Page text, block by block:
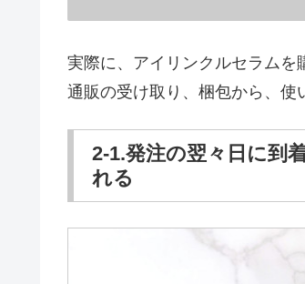
実際に、アイリンクルセラムを
通販の受け取り、梱包から、使
2-1.発注の翌々日に到
れる